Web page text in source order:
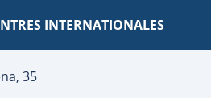
INTERNATIONALES
35